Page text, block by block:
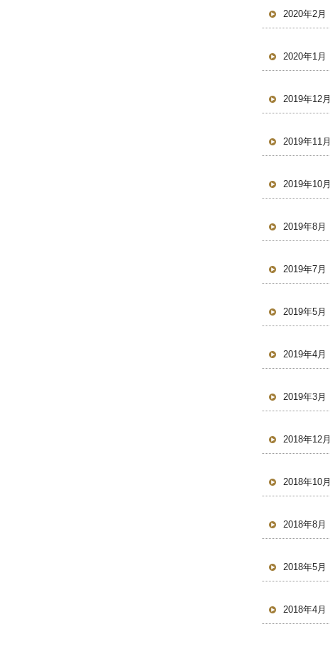
2020年2月
2020年1月
2019年12月
2019年11月
2019年10月
2019年8月
2019年7月
2019年5月
2019年4月
2019年3月
2018年12月
2018年10月
2018年8月
2018年5月
2018年4月